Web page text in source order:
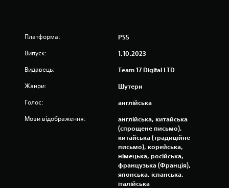
і
3
0
Платформа: PS5
Випуск: 1.10.2023
Видавець: Team 17 Digital LTD
Жанри: Шутери
Голос: англійська
Мови відображення:
англійська, китайська
(спрощене письмо),
китайська (традиційне
письмо), корейська,
німецька, російська,
французька (Франція),
японська, іспанська,
італійська